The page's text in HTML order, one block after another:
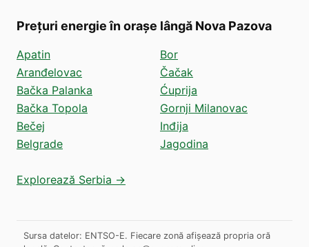
Prețuri energie în orașe lângă Nova Pazova
Apatin
Aranđelovac
Bačka Palanka
Bačka Topola
Bečej
Belgrade
Bor
Čačak
Ćuprija
Gornji Milanovac
Inđija
Jagodina
Explorează Serbia →
Sursa datelor: ENTSO-E. Fiecare zonă afișează propria oră